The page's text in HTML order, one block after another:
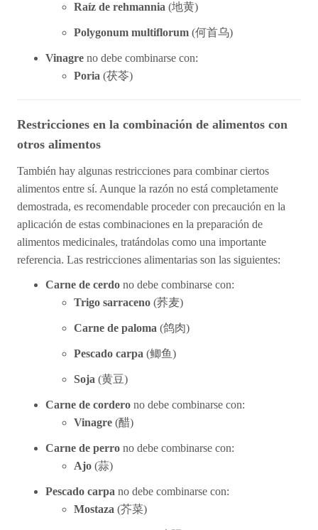
Raíz de rehmannia (地黄)
Polygonum multiflorum (何首乌)
Vinagre no debe combinarse con:
Poria (茯苓)
Restricciones en la combinación de alimentos con
otros alimentos
También hay algunas restricciones para combinar ciertos
alimentos entre sí. Aunque la razón no está completamente
demostrada, es recomendable proceder con precaución en la
aplicación de estas combinaciones en la preparación de
alimentos medicinales, tratándolas como una importante
referencia. Las restricciones alimentarias son las siguientes:
Carne de cerdo no debe combinarse con:
Trigo sarraceno (荞麦)
Carne de paloma (鸽肉)
Pescado carpa (鲫鱼)
Soja (黄豆)
Carne de cordero no debe combinarse con:
Vinagre (醋)
Carne de perro no debe combinarse con:
Ajo (蒜)
Pescado carpa no debe combinarse con:
Mostaza (芥菜)